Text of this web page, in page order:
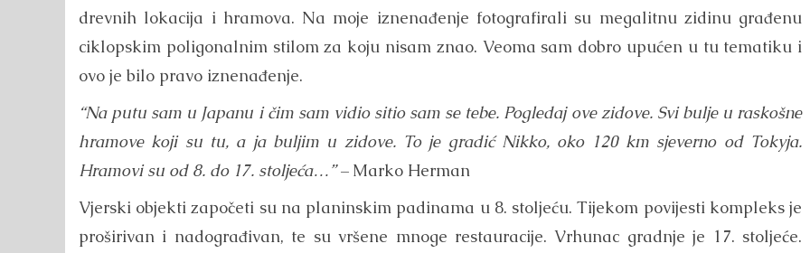
drevnih lokacija i hramova. Na moje iznenađenje fotografirali su megalitnu zidinu građenu
ciklopskim poligonalnim stilom za koju nisam znao. Veoma sam dobro upućen u tu tematiku i
ovo je bilo pravo iznenađenje.
“Na putu sam u Japanu i čim sam vidio sitio sam se tebe. Pogledaj ove zidove. Svi bulje u raskošne
hramove koji su tu, a ja buljim u zidove. To je gradić Nikko, oko 120 km sjeverno od Tokyja.
Hramovi su od 8. do 17. stoljeća…” – Marko Herman
Vjerski objekti započeti su na planinskim padinama u 8. stoljeću. Tijekom povijesti kompleks je
proširivan i nadograđivan, te su vršene mnoge restauracije. Vrhunac gradnje je 17. stoljeće.